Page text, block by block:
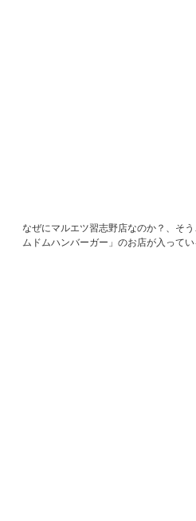
なぜにマルエツ習志野店なのか？、そ
ムドムハンバーガー」のお店が入ってい